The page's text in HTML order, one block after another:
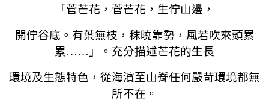
「菅芒花，菅芒花，生佇山邊，
開佇谷底。有葉無枝，秣曉靠勢，風若吹來頭累
累……」。充分描述芒花的生長
環境及生態特色，從海濱至山脊任何嚴苛環境都無
所不在。